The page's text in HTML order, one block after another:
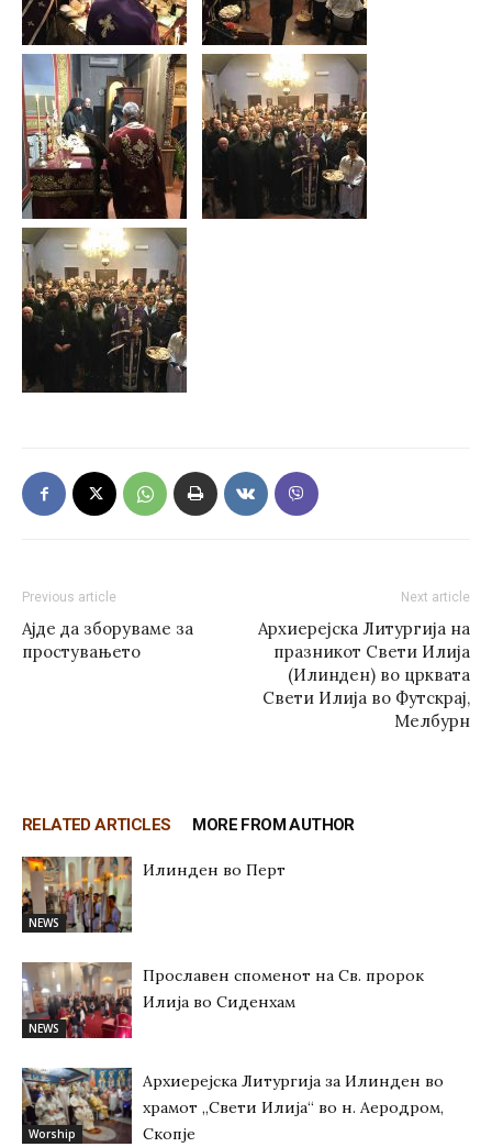
Previous article
Ајде да зборуваме за
простувањето
Next article
Архиерејска Литургија на
празникот Свети Илија
(Илинден) во црквата
Свети Илија во Футскрај,
Мелбурн
RELATED ARTICLES MORE FROM AUTHOR
NEWS
Илинден во Перт
NEWS
Прославен споменот на Св. пророк
Илија во Сиденхам
Worship
Архиерејска Литургија за Илинден во
храмот „Свети Илија“ во н. Аеродром,
Скопје